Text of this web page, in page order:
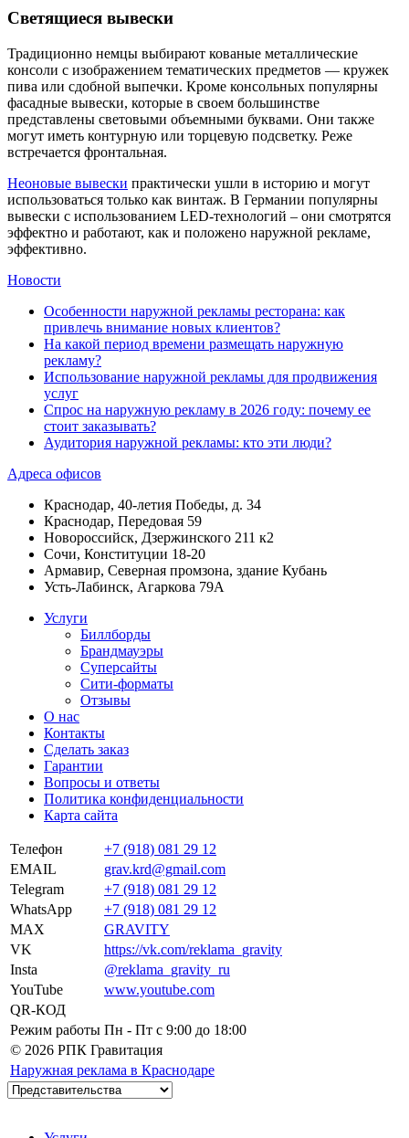
Светящиеся вывески
Традиционно немцы выбирают кованые металлические
консоли с изображением тематических предметов — кружек
пива или сдобной выпечки. Кроме консольных популярны
фасадные вывески, которые в своем большинстве
представлены световыми объемными буквами. Они также
могут иметь контурную или торцевую подсветку. Реже
встречается фронтальная.
Неоновые вывески практически ушли в историю и могут
использоваться только как винтаж. В Германии популярны
вывески с использованием LED-технологий – они смотрятся
эффектно и работают, как и положено наружной рекламе,
эффективно.
Новости
Особенности наружной рекламы ресторана: как
привлечь внимание новых клиентов?
На какой период времени размещать наружную
рекламу?
Использование наружной рекламы для продвижения
услуг
Спрос на наружную рекламу в 2026 году: почему ее
стоит заказывать?
Аудитория наружной рекламы: кто эти люди?
Адреса офисов
Краснодар, 40-летия Победы, д. 34
Краснодар, Передовая 59
Новороссийск, Дзержинского 211 к2
Сочи, Конституции 18-20
Армавир, Северная промзона, здание Кубань
Усть-Лабинск, Агаркова 79А
Услуги
Биллборды
Брандмауэры
Суперсайты
Сити-форматы
Отзывы
О нас
Контакты
Сделать заказ
Гарантии
Вопросы и ответы
Политика конфиденциальности
Карта сайта
Телефон
+7 (918) 081 29 12
EMAIL
grav.krd@gmail.com
Telegram
+7 (918) 081 29 12
WhatsApp
+7 (918) 081 29 12
MAX
GRAVITY
VK
https://vk.com/reklama_gravity
Insta
@reklama_gravity_ru
YouTube
www.youtube.com
QR-КОД
Режим работы Пн - Пт c 9:00 до 18:00
© 2026 РПК Гравитация
Наружная реклама в Краснодаре